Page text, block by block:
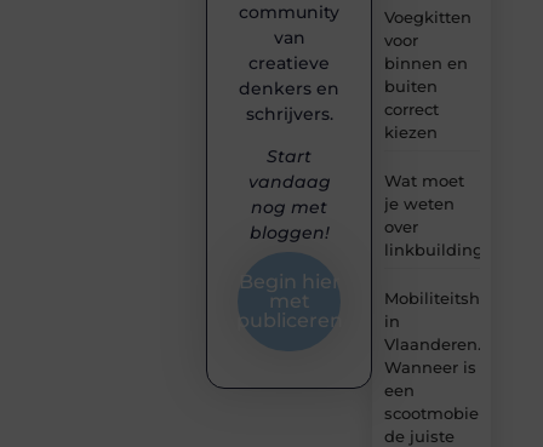
Voegkitten
voor
binnen en
buiten
correct
kiezen
Wat moet
je weten
over
linkbuilding?
in
Vlaanderen.
Wanneer is
een
scootmobiel
de juiste
community
van
creatieve
denkers en
schrijvers.
Start
vandaag
nog met
bloggen!
Begin hier
met
publiceren